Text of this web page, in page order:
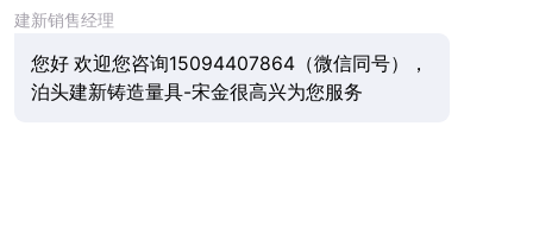
建新销售经理
您好 欢迎您咨询15094407864（微信同号），
泊头建新铸造量具-宋金很高兴为您服务